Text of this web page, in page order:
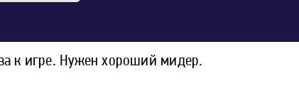
к игре. Нужен хороший мидер.